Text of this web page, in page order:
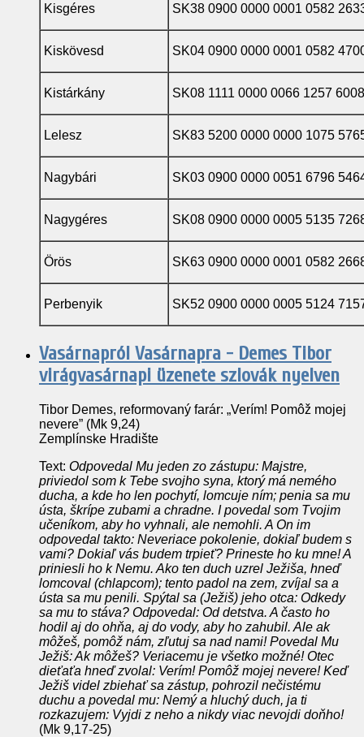
Kisgéres SK38 0900 0000 0001 0582
Kiskövesd SK04 0900 0000 0001 0582
Kistárkány SK08 1111 0000 0066 1257 6008
Lelesz SK83 5200 0000 0000 1075
Nagybári SK03 0900 0000 0051 6796
Nagygéres SK08 0900 0000 0005 5135
Örös SK63 0900 0000 0001 0582
Perbenyik SK52 0900 0000 0005 5124
Vasárnapról Vasárnapra - Demes Tibor
virágvasárnapi üzenete szlovák nyelven
Tibor Demes, reformovaný farár: „Verím! Pomôž mojej
nevere” (Mk 9,24)
Zemplínske Hradište
Text: Odpovedal Mu jeden zo zástupu: Majstre,
priviedol som k Tebe svojho syna, ktorý má nemého
ducha, a kde ho len pochytí, lomcuje ním; penia sa mu
ústa, škrípe zubami a chradne. I povedal som Tvojim
učeníkom, aby ho vyhnali, ale nemohli. A On im
odpovedal takto: Neveriace pokolenie, dokiaľ budem s
vami? Dokiaľ vás budem trpieť? Prineste ho ku mne! A
priniesli ho k Nemu. Ako ten duch uzrel Ježiša, hneď
lomcoval (chlapcom); tento padol na zem, zvíjal sa a
ústa sa mu penili. Spýtal sa (Ježiš) jeho otca: Odkedy
sa mu to stáva? Odpovedal: Od detstva. A často ho
hodil aj do ohňa, aj do vody, aby ho zahubil. Ale ak
môžeš, pomôž nám, zľutuj sa nad nami! Povedal Mu
Ježiš: Ak môžeš? Veriacemu je všetko možné! Otec
dieťaťa hneď zvolal: Verím! Pomôž mojej nevere! Keď
Ježiš videl zbiehať sa zástup, pohrozil nečistému
duchu a povedal mu: Nemý a hluchý duch, ja ti
rozkazujem: Vyjdi z neho a nikdy viac nevojdi doňho!
(Mk 9,17-25)